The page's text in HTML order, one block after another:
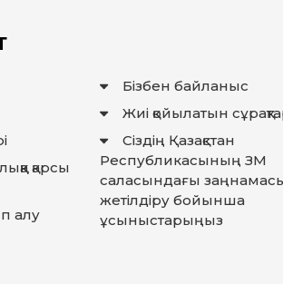
қарсы
алу
Бізбен байланыс
Жиі қойылатын
Сіздің Қазақстан
Республикасының ЗМ
саласындағы
жетілдіру бойынша
ұсыныстарыңыз